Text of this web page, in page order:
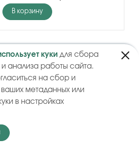
куки для сбора
и анализа работы сайта.
на сбор и
метаданных или
в настройках
В корзину
Purple1 (фиолетовый 1) 16L
Цена за 1шт1.11 р.